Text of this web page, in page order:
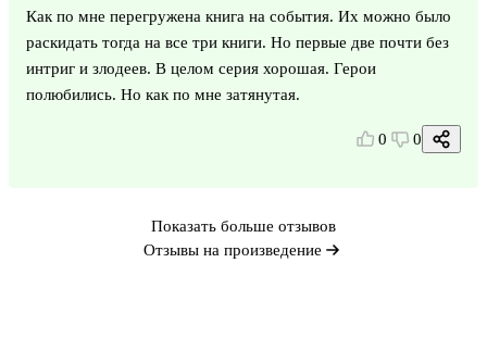
Как по мне перегружена книга на события. Их можно было
раскидать тогда на все три книги. Но первые две почти без
интриг и злодеев. В целом серия хорошая. Герои
полюбились. Но как по мне затянутая.
0 0
Показать больше отзывов
Отзывы на произведение